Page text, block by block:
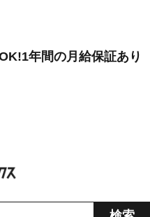
年間の月給保証あり